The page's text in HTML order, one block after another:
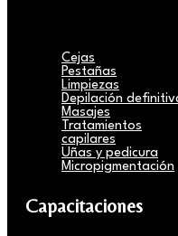
Cejas
Pestañas
Limpiezas
Depilación
Masajes
Tratamientos
capilares
Uñas y pedicura
Micropigmentación
Capacitaciones